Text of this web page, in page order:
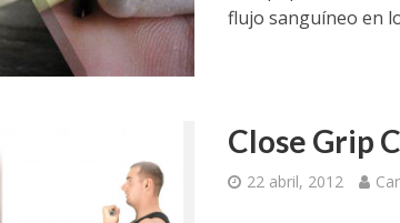
flujo sanguíneo en
Close Grip
22 abril, 2012